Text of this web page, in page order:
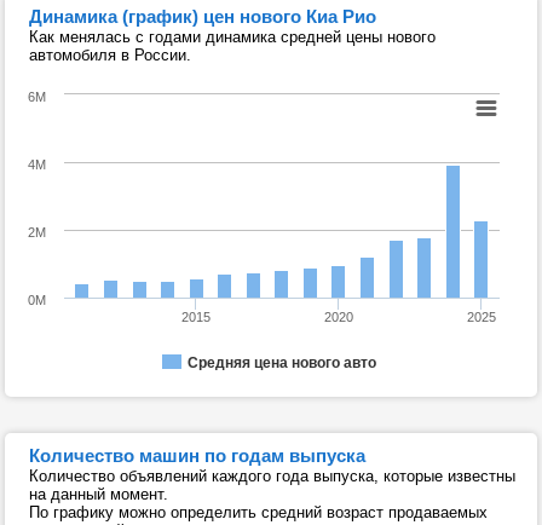
Динамика (график) цен нового Киа Рио
Как менялась с годами динамика средней цены нового
автомобиля в России.
Средняя цена нового авто
2015 2020 2025
0M
2M
4M
6M
Количество машин по годам выпуска
Количество объявлений каждого года выпуска, которые известны
на данный момент.
По графику можно определить средний возраст продаваемых